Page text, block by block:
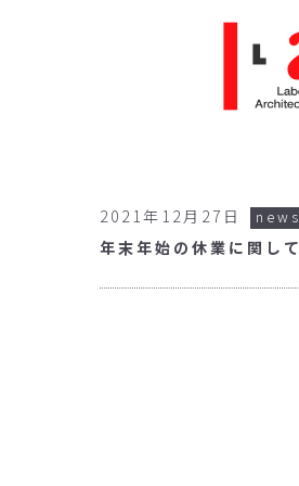
2021年12月27日 news
年末年始の休業に関して